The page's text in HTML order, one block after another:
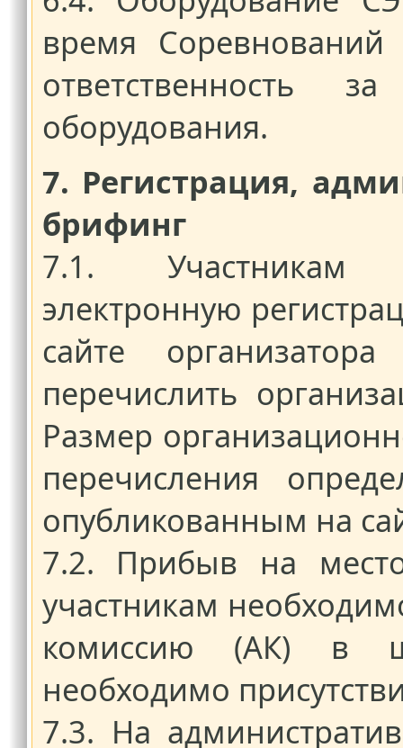
время Соревнований
ответственность
оборудования.
7. Регистрация,
брифинг
7.1. Участникам
электронную
сайте
перечислить
Размер
перечисления
опубликованным на
7.2. Прибыв на
участникам
комиссию (АК) в
необходимо
7.3. На